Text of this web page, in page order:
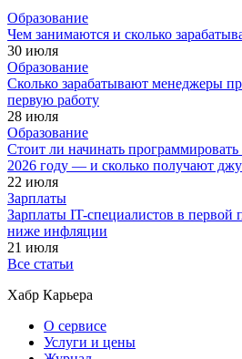
Образование
Чем занимаются и сколько
30 июля
Образование
Сколько зарабатывают менеджеры
первую работу
28 июля
Образование
Стоит ли начинать
2026 году — и сколько получают
22 июля
Зарплаты
Зарплаты IT-специалистов в первой
ниже инфляции
21 июля
Все статьи
Хабр Карьера
О сервисе
Услуги и цены